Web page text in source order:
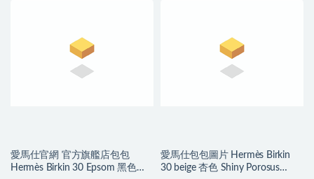
愛馬仕官網 官方旗艦店包包
Hermès Birkin 30 Epsom 黑色内
愛馬仕包包圖片 Hermès Birkin
30 beige 杏色 Shiny Porosus